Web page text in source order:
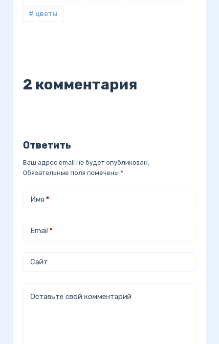
# цветы
2 комментария
Ответить
Ваш адрес email не будет опубликован.
Обязательные поля помечены *
Имя *
Email*
Сайт
Оставьте свой комментарий